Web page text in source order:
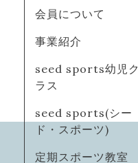
会員について
事業紹介
seed sports幼児ク
ラス
seed sports(シー
ド・スポーツ)
定期スポーツ教室